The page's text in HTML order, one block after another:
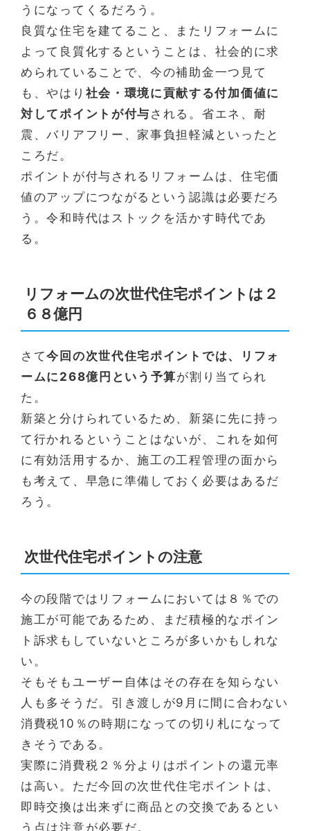
うになってくるだろう。
良質な住宅を建てること、またリフォームに
よって良質化するということは、社会的に求
められていることで、今の補助金一つ見て
も、やはり 社会・環境に貢献する付加価値に
対してポイントが付与 される。省エネ、耐
震、バリアフリー、家事負担軽減といったと
ころだ。
ポイントが付与されるリフォームは、住宅価
値のアップにつながるという認識は必要だろ
う。令和時代はストックを活かす時代であ
る。
リフォームの次世代住宅ポイントは２
６８億円
さて今回の次世代住宅ポイントでは、リフォ
ームに268億円という予算が割り当てられ
た。
新築と分けられているため、新築に先に持っ
て行かれるということはないが、これを如何
に有効活用するか、施工の工程管理の面から
も考えて、早急に準備しておく必要はあるだ
ろう。
次世代住宅ポイントの注意
今の段階ではリフォームにおいては８％での
施工が可能であるため、まだ積極的なポイン
ト訴求もしていないところが多いかもしれな
い。
そもそもユーザー自体はその存在を知らない
人も多そうだ。引き渡しが9月に間に合わない
消費税10％の時期になっての切り札になって
きそうである。
実際に消費税２％分よりはポイントの還元率
は高い。ただ今回の次世代住宅ポイントは、
即時交換は出来ずに商品との交換であるとい
う点は注意が必要だ。